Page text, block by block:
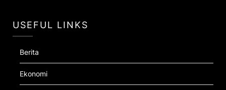
USEFUL LINKS
Berita
Ekonomi